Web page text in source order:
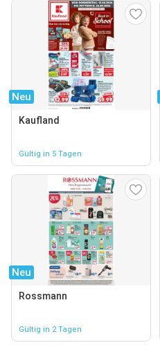
Neu
Kaufland
Gültig in 5 Tagen
Neu
Rossmann
Gültig in 2 Tagen